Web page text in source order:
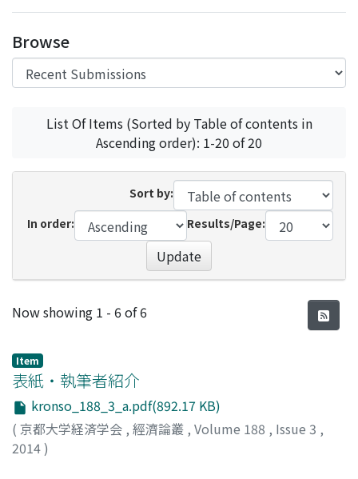
Browse
List Of Items (Sorted by Table of contents in
Ascending order): 1-20 of 20
Sort by:
In order:
Results/Page:
Update
Recent Submissions
Now showing 1 - 6 of 6
Item
表紙・執筆者紹介
kronso_188_3_a.pdf(892.17 KB)
( 京都大学経済学会 , 經濟論叢 , Volume 188 , Issue 3 ,
2014)